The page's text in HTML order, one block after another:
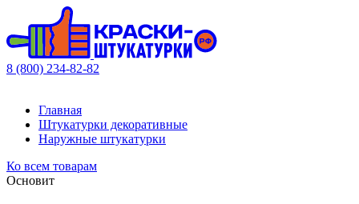
8 (800) 234-82-82
Главная
Штукатурки декоративные
Наружные штукатурки
Ко всем товарам
Основит